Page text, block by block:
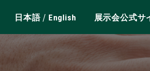
日本語/ English 展示会公式サ